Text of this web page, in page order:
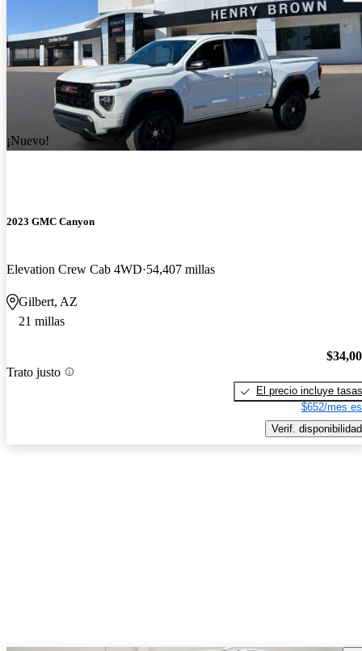
¡Nuevo!
2023 GMC Canyon
Elevation Crew Cab 4WD 54,407 millas
Gilbert, AZ
21 millas
Trato justo
El precio incluye tasas
$652/mes
Verif. disponibilidad